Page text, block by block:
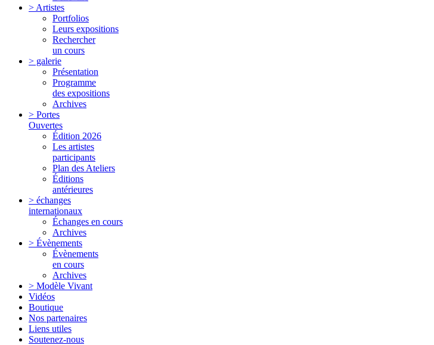
> Artistes
Portfolios
Leurs expositions
Rechercher
un cours
> galerie
Présentation
Programme
des expositions
Archives
> Portes
Ouvertes
Édition 2026
Les artistes
participants
Plan des Ateliers
Éditions
antérieures
> échanges
internationaux
Échanges en cours
Archives
> Évènements
Évènements
en cours
Archives
> Modèle Vivant
Vidéos
Boutique
Nos partenaires
Liens utiles
Soutenez-nous